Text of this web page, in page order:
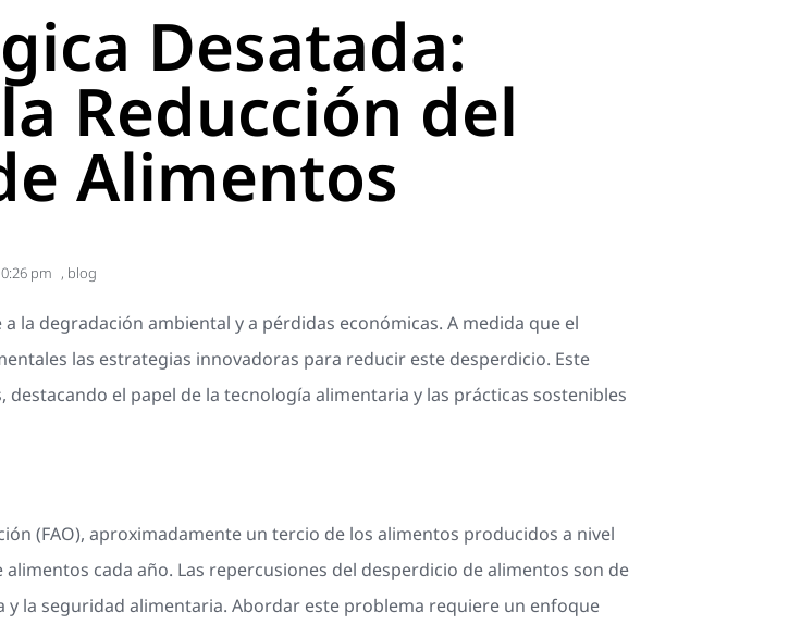
Desatada:
Reducción del
Alimentos
pm , blog
degradación ambiental y a pérdidas económicas. A medida que el
las estrategias innovadoras para reducir este desperdicio. Este
el papel de la tecnología alimentaria y las prácticas sostenibles
(FAO), aproximadamente un tercio de los alimentos producidos a nivel
cada año. Las repercusiones del desperdicio de alimentos son de
la seguridad alimentaria. Abordar este problema requiere un enfoque